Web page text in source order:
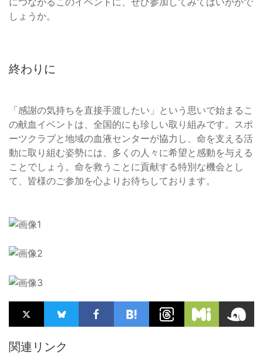
しょうか。
終わりに
「感謝の気持ちを直接手渡したい」という思いで始まるこ
の献血イベントは、全国的にも珍しい取り組みです。スポ
ーツクラブと地域の血液センターが協力し、命を支える活
動に取り組む姿勢には、多くの人々に希望と感動を与える
ことでしょう。命を救うことに貢献する特別な機会とし
て、皆様のご参加を心よりお待ちしております。
関連リンク